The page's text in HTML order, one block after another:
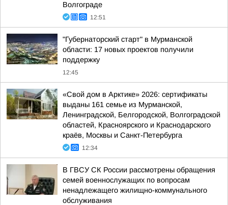
Волгограде
12:51
"Губернаторский старт" в Мурманской
области: 17 новых проектов получили
поддержку
12:45
«Свой дом в Арктике» 2026: сертификаты
выданы 161 семье из Мурманской,
Ленинградской, Белгородской, Волгоградской
областей, Красноярского и Краснодарского
краёв, Москвы и Санкт-Петербурга
12:34
В ГВСУ СК России рассмотрены обращения
семей военнослужащих по вопросам
ненадлежащего жилищно-коммунального
обслуживания